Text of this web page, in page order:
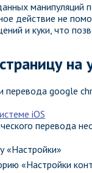
действие не
и куки, что
на
перевода google
перевода
«Настройки»
«Настройки